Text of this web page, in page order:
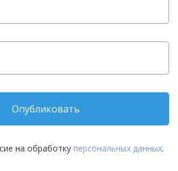
Опубликовать
на обработку персональных данных.